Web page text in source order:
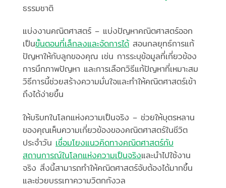
ธรรมชาติ
แบ่งงานคณิตศาสตร์ – แบ่งปัญหาคณิตศาสตร์ออก
เป็นขั้นตอนที่เล็กลงและจัดการได้สอนกลยุทธ์การแก้
ปัญหาให้กับลูกของคุณ เช่น การระบุข้อมูลที่เกี่ยวข้อง
การนึกภาพปัญหา และการเลือกวิธีแก้ปัญหาที่เหมาะสม
วิธีการนี้ช่วยสร้างความมั่นใจและทำให้คณิตศาสตร์เข้า
ถึงได้ง่ายขึ้น
ให้บริบทในโลกแห่งความเป็นจริง – ช่วยให้บุตรหลาน
ของคุณเห็นความเกี่ยวข้องของคณิตศาสตร์ในชีวิต
ประจำวัน เชื่อมโยงแนวคิดทางคณิตศาสตร์กับ
สถานการณ์ในโลกแห่งความเป็นจริงและนำไปใช้งาน
จริง สิ่งนี้สามารถทำให้คณิตศาสตร์จับต้องได้มากขึ้น
และช่วยบรรเทาความวิตกกังวล